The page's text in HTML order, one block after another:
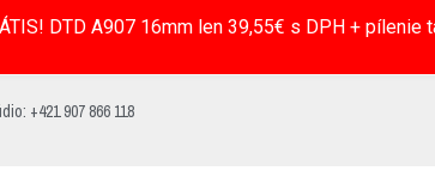
DTD A907 16mm len 39,55€ s DPH + pílenie
+421 907 866 118